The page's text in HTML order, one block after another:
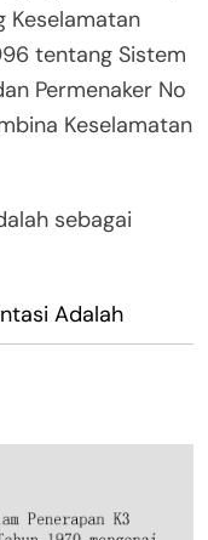
Keselamatan
tentang Sistem
Permenaker No
Keselamatan
sebagai
Adalah